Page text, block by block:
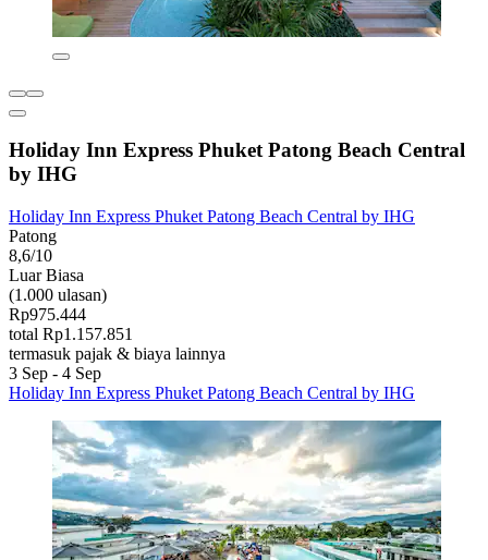
Holiday Inn Express Phuket Patong Beach Central
by IHG
Holiday Inn Express Phuket Patong Beach Central by IHG
Patong
8,6/10
Luar Biasa
(1.000 ulasan)
Rp975.444
total Rp1.157.851
termasuk pajak & biaya lainnya
3 Sep - 4 Sep
Holiday Inn Express Phuket Patong Beach Central by IHG